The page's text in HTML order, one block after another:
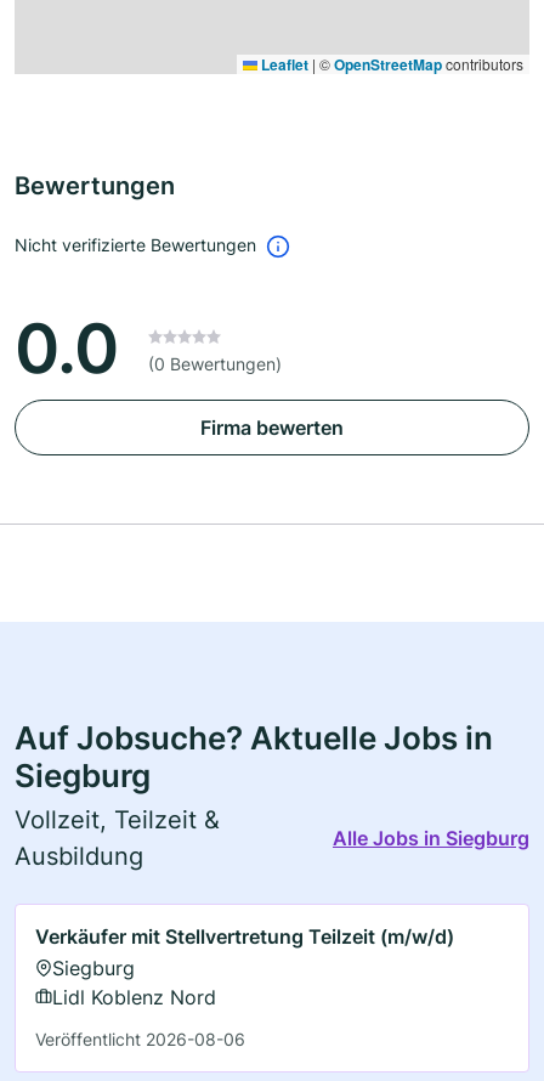
Leaflet | ©OpenStreetMapcontributors
Bewertungen
Nicht verifizierte Bewertungen
0.0 (0 Bewertungen)
Firma bewerten
Auf Jobsuche? Aktuelle Jobs in
Siegburg
Vollzeit, Teilzeit &
Ausbildung
Alle Jobs in Siegburg
Verkäufer mit Stellvertretung Teilzeit (m/w/d)
Siegburg
Lidl Koblenz Nord
Veröffentlicht 2026-08-06